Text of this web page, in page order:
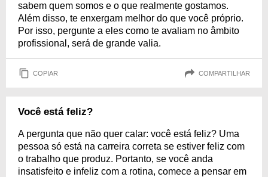
sabem quem somos e o que realmente gostamos.
Além disso, te enxergam melhor do que você próprio.
Por isso, pergunte a eles como te avaliam no âmbito
profissional, será de grande valia.
COPIAR COMPARTILHAR
Você está feliz?
A pergunta que não quer calar: você está feliz? Uma
pessoa só está na carreira correta se estiver feliz com
o trabalho que produz. Portanto, se você anda
insatisfeito e infeliz com a rotina, comece a pensar em